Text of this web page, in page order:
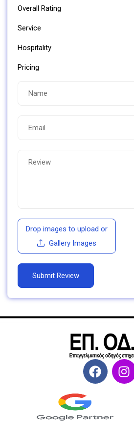
Overall Rating
Service
Hospitality
Pricing
Drop images to upload or
Gallery Images